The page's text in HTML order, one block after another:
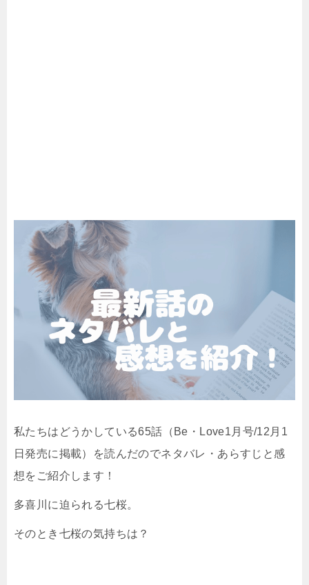
私たちはどうかしている65話（Be・Love1月号/12月1
日発売に掲載）を読んだのでネタバレ・あらすじと感
想をご紹介します！
多喜川に迫られる七桜。
そのとき七桜の気持ちは？